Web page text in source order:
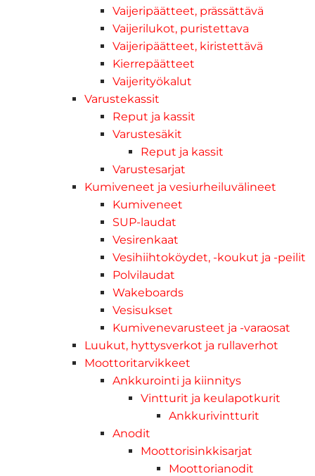
Vaijeripäätteet, prässättävä
Vaijerilukot, puristettava
Vaijeripäätteet, kiristettävä
Kierrepäätteet
Vaijerityökalut
Varustekassit
Reput ja kassit
Varustesäkit
Reput ja kassit
Varustesarjat
Kumiveneet ja vesiurheiluvälineet
Kumiveneet
SUP-laudat
Vesirenkaat
Vesihiihtoköydet, -koukut ja -peilit
Polvilaudat
Wakeboards
Vesisukset
Kumivenevarusteet ja -varaosat
Luukut, hyttysverkot ja rullaverhot
Moottoritarvikkeet
Ankkurointi ja kiinnitys
Vintturit ja keulapotkurit
Ankkurivintturit
Anodit
Moottorisinkkisarjat
Moottorianodit